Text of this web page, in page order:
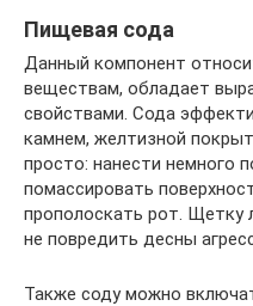
Пищевая сода
Данный компонент
веществам, обладает
свойствами. Сода
камнем, желтизной
просто: нанести немного
помассировать
прополоскать рот. Щетку
не повредить десны
Также соду можно